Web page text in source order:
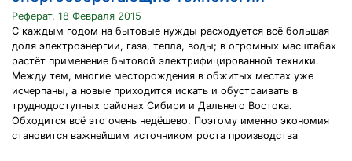
Реферат, 18 Февраля 2015
С каждым годом на бытовые нужды расходуется всё большая
доля электроэнергии, газа, тепла, воды; в огромных масштабах
растёт применение бытовой электрифицированной техники.
Между тем, многие месторождения в обжитых местах уже
исчерпаны, а новые приходится искать и обустраивать в
труднодоступных районах Сибири и Дальнего Востока.
Обходится всё это очень недёшево. Поэтому именно экономия
становится важнейшим источником роста производства